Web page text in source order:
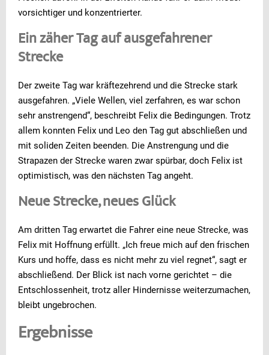
vorsichtiger und konzentrierter.
Ein zäher Tag auf ausgefahrener
Strecke
Der zweite Tag war kräftezehrend und die Strecke stark
ausgefahren. „Viele Wellen, viel zerfahren, es war schon
sehr anstrengend“, beschreibt Felix die Bedingungen. Trotz
allem konnten Felix und Leo den Tag gut abschließen und
mit soliden Zeiten beenden. Die Anstrengung und die
Strapazen der Strecke waren zwar spürbar, doch Felix ist
optimistisch, was den nächsten Tag angeht.
Neue Strecke, neues Glück
Am dritten Tag erwartet die Fahrer eine neue Strecke, was
Felix mit Hoffnung erfüllt. „Ich freue mich auf den frischen
Kurs und hoffe, dass es nicht mehr zu viel regnet“, sagt er
abschließend. Der Blick ist nach vorne gerichtet – die
Entschlossenheit, trotz aller Hindernisse weiterzumachen,
bleibt ungebrochen.
Ergebnisse